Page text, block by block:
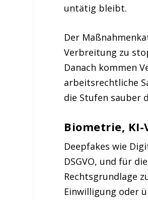
untätig bleibt.
Der
Verbreitung zu
Danach kommen
arbeitsrechtliche
die Stufen sauber
Biometrie,
Deepfakes wie
DSGVO, und für
Rechtsgrundlage
Einwilligung oder